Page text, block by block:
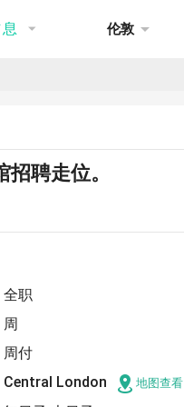
伦敦租房
聘走位。
全职
周
周付
Central London 地图查看